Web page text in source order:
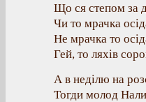
Що ся степом за
Чи то мрачка
Не мрачка то
Гей, то ляхів
А в неділю на
Тогди молод